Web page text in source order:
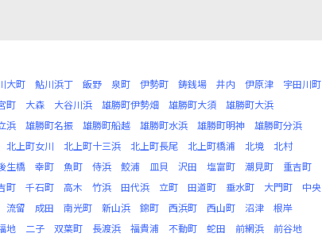
大町 鮎川浜丁 飯野 泉町 伊勢町 鋳銭場 井内 伊原津
宇田川町
町 大森 大谷川浜 雄勝町伊勢畑 雄勝町大須
雄勝町大浜
浜 雄勝町名振 雄勝町船越 雄勝町水浜 雄勝町明神
雄勝町分浜
北上町女川 北上町十三浜 北上町長尾 北上町橋浦 北境
北村
生橋 幸町 魚町 侍浜 鮫浦 皿貝 沢田 塩富町 潮見町
重吉町
町 千石町 高木 竹浜 田代浜 立町 田道町 垂水町 大門町
中央
流留 成田 南光町 新山浜 錦町 西浜町 西山町 沼津
根岸
地 二子 双葉町 長渡浜 福貴浦 不動町 蛇田 前網浜
前谷地